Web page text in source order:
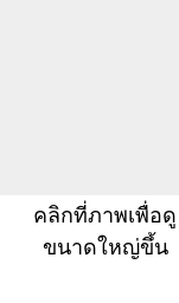
คลิกที่ภาพเพื่อดู
ขนาดใหญ่ขึ้น